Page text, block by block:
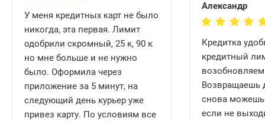
У меня кредитных карт не было
никогда, эта первая. Лимит
одобрили скромный, 25 к, 90 к
но мне больше и не нужно
было. Оформила через
приложение за 5 минут, на
следующий день курьер уже
привез карту. По условиям все
Александр
Кредитка
кредитный
Возвращаешь
снова можешь
если не